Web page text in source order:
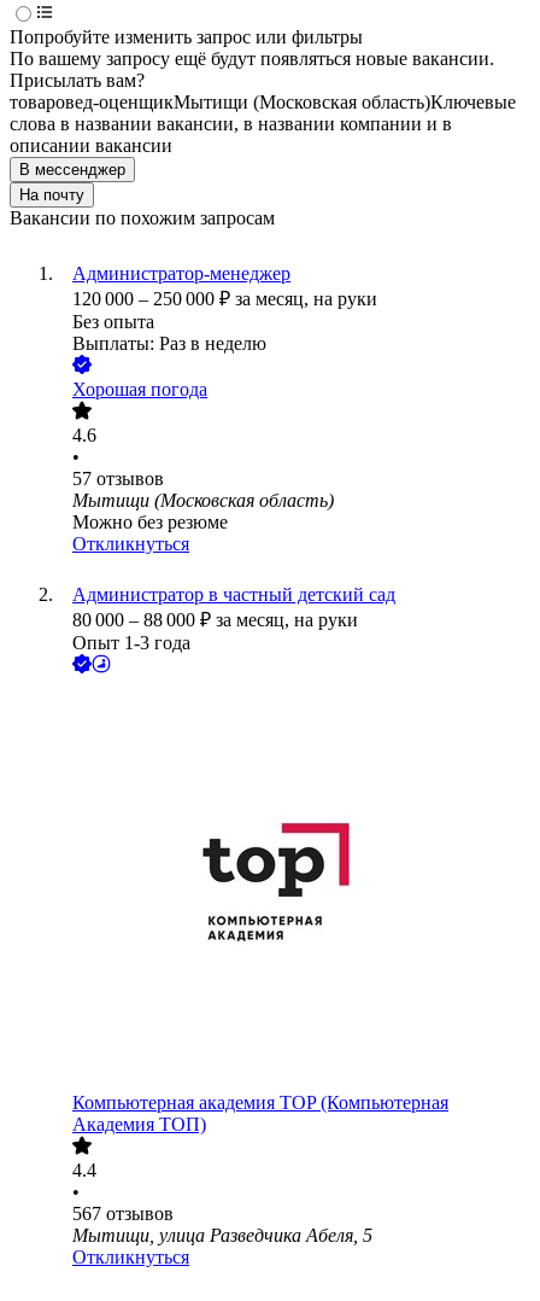
Попробуйте изменить запрос или фильтры
По вашему запросу ещё будут появляться новые вакансии.
Присылать вам?
товаровед-оценщикМытищи (Московская область)Ключевые
слова в названии вакансии, в названии компании и в
описании вакансии
В мессенджер
На почту
Вакансии по похожим запросам
Администратор-менеджер
120 000 – 250 000 ₽ за месяц, на руки
Без опыта
Выплаты: Раз в неделю
Хорошая погода
4.6
•
57 отзывов
Мытищи (Московская область)
Можно без резюме
Откликнуться
Администратор в частный детский сад
80 000 – 88 000 ₽ за месяц, на руки
Опыт 1-3 года
Компьютерная академия TOP (Компьютерная
Академия ТОП)
4.4
•
567 отзывов
Мытищи, улица Разведчика Абеля, 5
Откликнуться